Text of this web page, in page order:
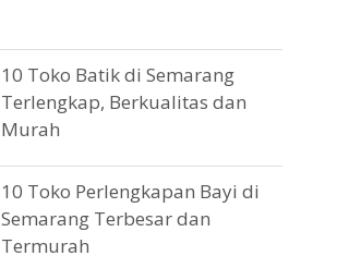
10 Toko Batik di Semarang
Terlengkap, Berkualitas dan
Murah
10 Toko Perlengkapan Bayi di
Semarang Terbesar dan
Termurah